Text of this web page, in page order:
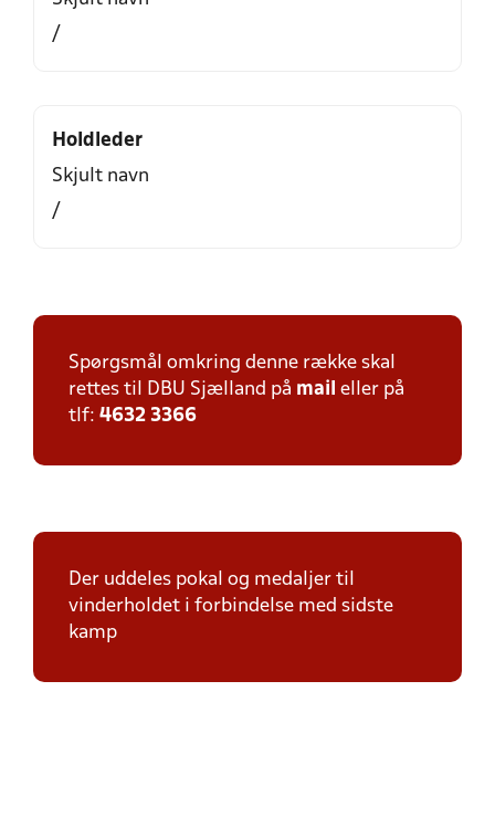
/
Holdleder
Skjult navn
/
Spørgsmål omkring denne række skal
rettes til DBU Sjælland på mail eller på
tlf: 4632 3366
Der uddeles pokal og medaljer til
vinderholdet i forbindelse med sidste
kamp